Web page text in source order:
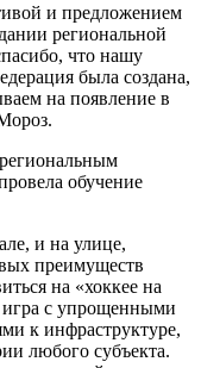
и предложением
региональной
что нашу
была создана,
на появление в
обучение
и на улице,
преимуществ
на «хоккее на
игра с упрощенными
к инфраструктуре,
любого субъекта.